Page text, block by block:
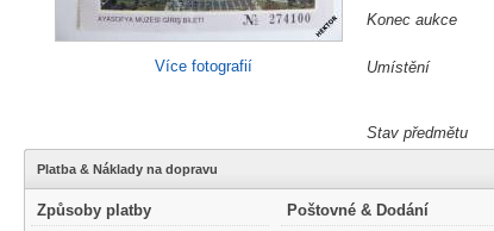
Více fotografií
Konec aukce
Umístění
Stav předmětu
Platba & Náklady na dopravu
Způsoby platby
Poštovné & Dodání